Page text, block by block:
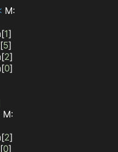
M:
1]
5]
2]
0]
M:
2]
0]